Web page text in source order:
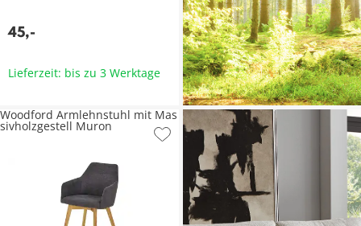
45,-
Lieferzeit: bis zu 3 Werktage
Woodford Armlehnstuhl mit Mas
sivholzgestell Muron